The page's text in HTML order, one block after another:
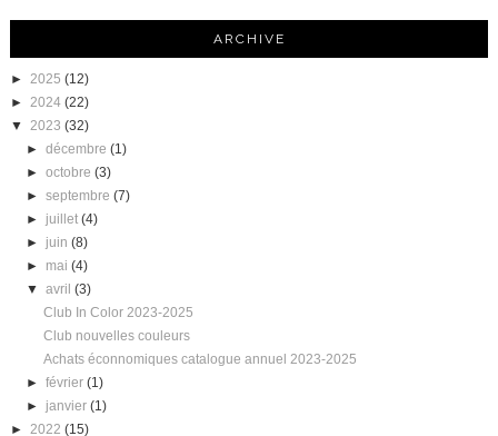
ARCHIVE
► 2025 (12)
► 2024 (22)
▼ 2023 (32)
►décembre (1)
►octobre (3)
►septembre (7)
► juillet (4)
► juin (8)
► mai (4)
▼avril (3)
Club In Color 2023-2025
Club nouvelles couleurs
Achats éconnomiques catalogue annuel 2023-2025
►février (1)
► janvier (1)
► 2022 (15)